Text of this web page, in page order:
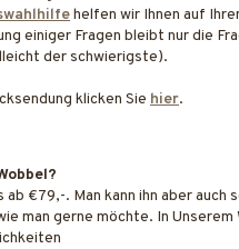
helfen wir Ihnen auf
einiger Fragen bleibt nur die
der schwierigste).
klicken Sie hier.
€79,-. Man kann ihn aber auch
man gerne möchte. In Unserem